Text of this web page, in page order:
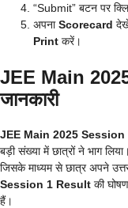
“Submit” बटन पर
अपनाScorecard
Print करें।
JEE Main
जानकारी
JEE Main 2025 Session
बड़ी संख्या में छात्रों ने भाग लिया।
जिसके माध्यम से छात्र अपने
Session 1 Result की
हैं।